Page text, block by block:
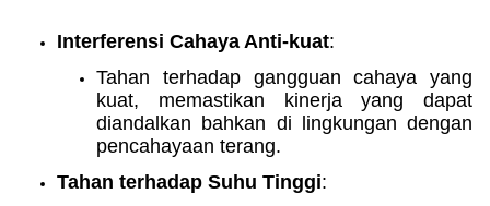
Interferensi Cahaya Anti-kuat:
Tahan terhadap gangguan cahaya yang
kuat, memastikan kinerja yang dapat
diandalkan bahkan di lingkungan dengan
pencahayaan terang.
Tahan terhadap Suhu Tinggi: